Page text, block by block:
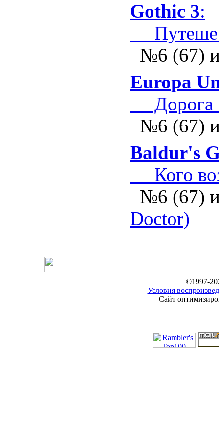
Gothic 3:
№6 (67)
Europa
Дорога
№6 (67)
Baldur's
Кого
№6 (67)
Doctor)
©1997-
Условия
Сайт